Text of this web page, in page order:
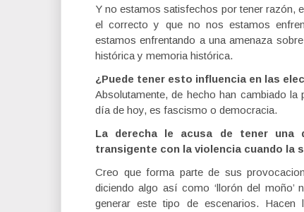
Y no estamos satisfechos por tener razón,
el correcto y que no nos estamos
estamos enfrentando a una amenaza
histórica y memoria histórica.
¿Puede tener esto influencia en las
Absolutamente, de hecho han cambiado
día de hoy, es fascismo o democracia.
La derecha le acusa de tener una
transigente con la violencia cuando la
Creo que forma parte de sus
diciendo algo así como ‘llorón del moño’
generar este tipo de escenarios.